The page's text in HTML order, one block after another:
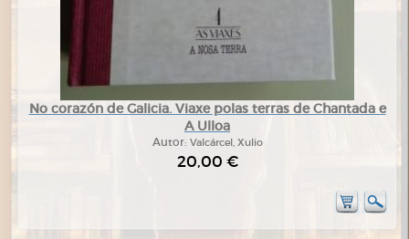
No corazón de Galicia. Viaxe polas terras de Chantada e
A Ulloa
Autor: Valcárcel, Xulio
20,00 €